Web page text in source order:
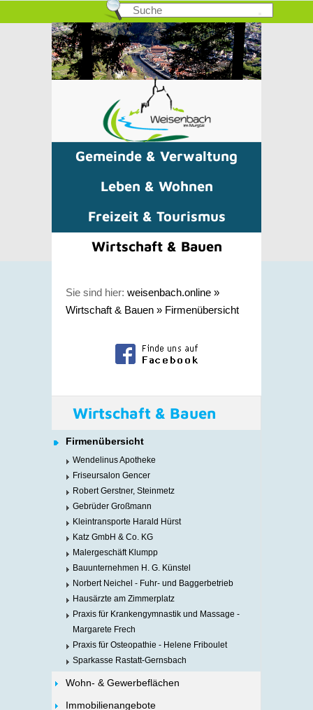
Gemeinde & Verwaltung
Leben & Wohnen
Freizeit & Tourismus
Wirtschaft & Bauen
Sie sind hier: weisenbach.online »
Wirtschaft & Bauen » Firmenübersicht
Wirtschaft & Bauen
Firmenübersicht
Wendelinus Apotheke
Friseursalon Gencer
Robert Gerstner, Steinmetz
Gebrüder Großmann
Kleintransporte Harald Hürst
Katz GmbH & Co. KG
Malergeschäft Klumpp
Bauunternehmen H. G. Künstel
Norbert Neichel - Fuhr- und Baggerbetrieb
Hausärzte am Zimmerplatz
Praxis für Krankengymnastik und Massage -
Margarete Frech
Praxis für Osteopathie - Helene Friboulet
Sparkasse Rastatt-Gernsbach
Wohn- & Gewerbeflächen
Immobilienangebote